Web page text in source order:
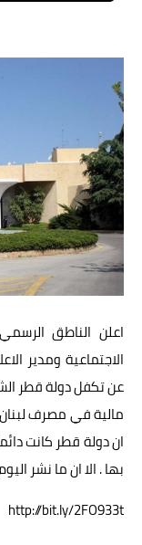
اعلن الناطق
الاجتماعية ومدير
عن تكفل دولة قطر
مالية في مصرف لبنان
ان دولة قطر كانت
بها . الا ان ما نشر
http://bit.ly/2FO933t